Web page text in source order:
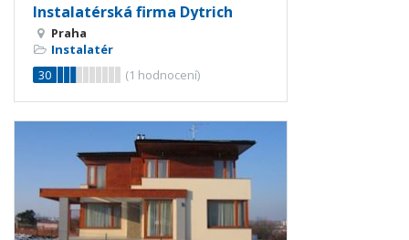
Instalatérská firma Dytrich
Praha
Instalatér
30
(1 hodnocení)